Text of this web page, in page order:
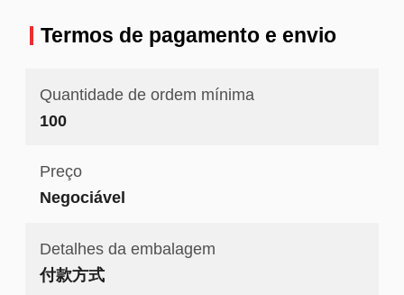
Termos de pagamento e envio
Quantidade de ordem mínima
100
Preço
Negociável
Detalhes da embalagem
付款方式